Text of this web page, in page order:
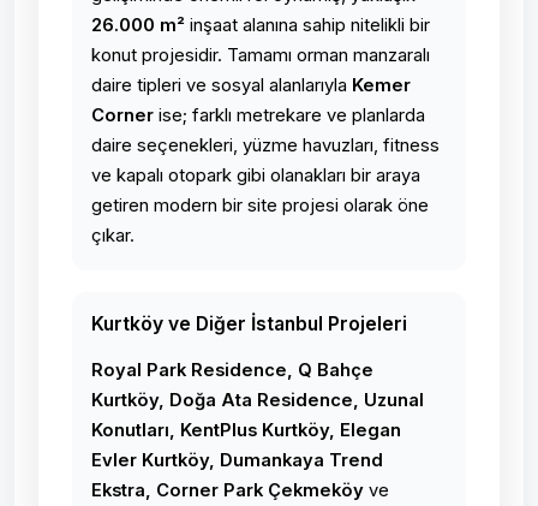
26.000 m² inşaat alanına sahip nitelikli bir
konut projesidir. Tamamı orman manzaralı
daire tipleri ve sosyal alanlarıyla Kemer
Corner ise; farklı metrekare ve planlarda
daire seçenekleri, yüzme havuzları, fitness
ve kapalı otopark gibi olanakları bir araya
getiren modern bir site projesi olarak öne
çıkar.
Kurtköy ve Diğer İstanbul Projeleri
Royal Park Residence, Q Bahçe
Kurtköy, Doğa Ata Residence, Uzunal
Konutları, KentPlus Kurtköy, Elegan
Evler Kurtköy, Dumankaya Trend
Ekstra, Corner Park Çekmeköy ve